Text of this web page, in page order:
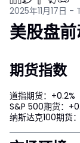
2025年11月17日
美股盘
期货指数
道指期货：+0.2%
S&P 500期货：
纳斯达克100期货